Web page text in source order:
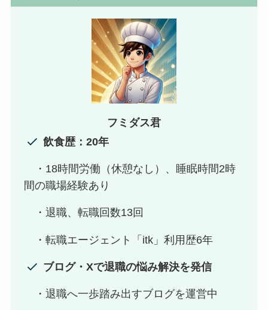
フミダス君
飲食歴：20年
・18時間労働（休憩なし）、睡眠時間2時
間の職場経験あり
・退職、転職回数13回
・転職エージェント「itk」利用歴6年
ブログ・Xで退職の悩み解決を発信
・退職へ一歩踏み出すブログを運営中